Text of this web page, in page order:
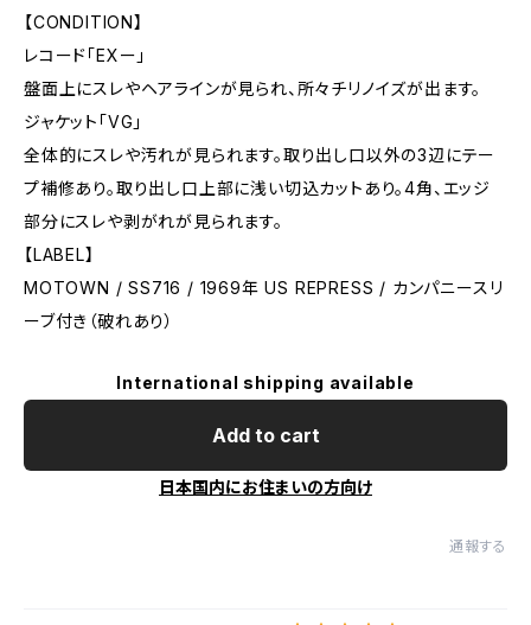
【CONDITION】
レコード「EXー」
盤面上にスレやヘアラインが見られ、所々チリノイズが出ます。
ジャケット「VG」
全体的にスレや汚れが見られます。取り出し口以外の3辺にテー
プ補修あり。取り出し口上部に浅い切込カットあり。4角、エッジ
部分にスレや剥がれが見られます。
【LABEL】
MOTOWN / SS716 / 1969年 US REPRESS / カンパニースリ
ーブ付き（破れあり）
International shipping available
Add to cart
日本国内にお住まいの方向け
通報する